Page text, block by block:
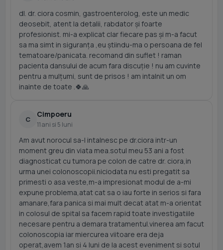
dl. dr. ciora cosmin, gastroenterolog, este un medic
deosebit, atent la detalii, rabdator și foarte
profesionist. mi-a explicat clar fiecare pas și m-a facut
sa ma simt in siguranța ,eu știindu-ma o persoana de fel
tematoare/panicata. recomand din suflet ! raman
pacienta dansului de acum fara discuție ! nu am cuvinte
pentru a mulțumi, sunt de prisos ! am intalnit un om
inainte de toate .🍀🙏
C
Cimpoeru
11 ani si 5 luni
Am avut norocul sa-l intalnesc pe dr.ciora intr-un
moment greu din viata mea.sotul meu 53 ani a fost
diagnosticat cu tumora pe colon de catre dr. ciora,in
urma unei colonoscopii.niciodata nu esti pregatit sa
primesti o asa veste,m-a impresionat modul de a-mi
expune problema,atat cat sa o iau forte in serios si fara
amanare,fara panica si mai mult decat atat m-a orientat
in colosul de spital sa facem rapid toate investigatiile
necesare pentru a demara tratamentul.vinerea am facut
colonoscopia iar miercurea viitoare era deja
operat,avem 1an si 4 luni de la acest eveniment si sotul